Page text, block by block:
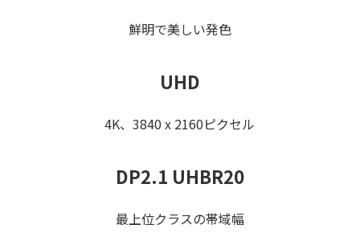
鮮明で美しい発色
UHD
4K、3840 x 2160ピクセル
DP2.1 UHBR20
最上位クラスの帯域幅